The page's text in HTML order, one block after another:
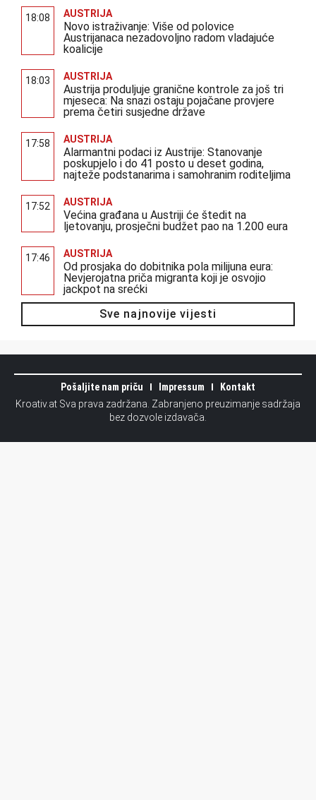
18:08 AUSTRIJA
Novo istraživanje: Više od polovice
Austrijanaca nezadovoljno radom vladajuće
koalicije
18:03 AUSTRIJA
Austrija produljuje granične kontrole za još tri
mjeseca: Na snazi ostaju pojačane provjere
prema četiri susjedne države
17:58 AUSTRIJA
Alarmantni podaci iz Austrije: Stanovanje
poskupjelo i do 41 posto u deset godina,
najteže podstanarima i samohranim roditeljima
17:52 AUSTRIJA
Većina građana u Austriji će štedit na
ljetovanju, prosječni budžet pao na 1.200 eura
17:46 AUSTRIJA
Od prosjaka do dobitnika pola milijuna eura:
Nevjerojatna priča migranta koji je osvojio
jackpot na srećki
Sve najnovije vijesti
Pošaljite nam priču Impressum
Kontakt
Kroativ.at Sva prava zadržana. Zabranjeno preuzimanje sadržaja
bez dozvole izdavača.